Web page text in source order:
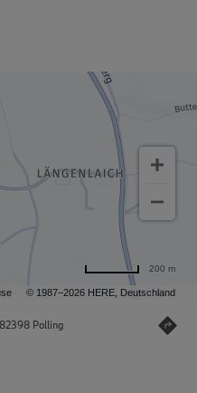
© 1987–2026 HERE, Deutschland
200 m
Polling